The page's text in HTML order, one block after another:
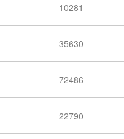
10281
35630
72486
22790